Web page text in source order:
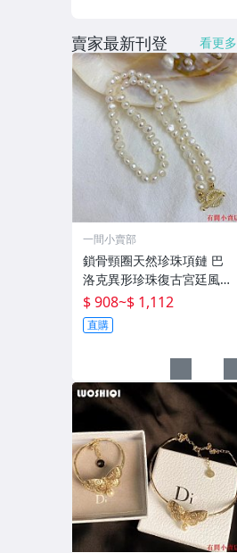
賣家最新刊登 看更多
一間小賣部
鎖骨頸圈天然珍珠項鏈 巴
洛克異形珍珠復古宮廷風
氣質鎖骨鏈女 設計感頸圈
新品
$ 908~$ 1,112
直購